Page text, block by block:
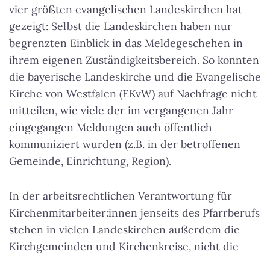
vier größten evangelischen Landeskirchen hat
gezeigt: Selbst die Landeskirchen haben nur
begrenzten Einblick in das Meldegeschehen in
ihrem eigenen Zuständigkeitsbereich. So konnten
die bayerische Landeskirche und die Evangelische
Kirche von Westfalen (EKvW) auf Nachfrage nicht
mitteilen, wie viele der im vergangenen Jahr
eingegangen Meldungen auch öffentlich
kommuniziert wurden (z.B. in der betroffenen
Gemeinde, Einrichtung, Region).
In der arbeitsrechtlichen Verantwortung für
Kirchenmitarbeiter:innen jenseits des Pfarrberufs
stehen in vielen Landeskirchen außerdem die
Kirchgemeinden und Kirchenkreise, nicht die